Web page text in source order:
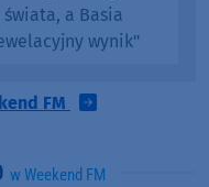
a Basia
wynik"
FM
w Weekend FM